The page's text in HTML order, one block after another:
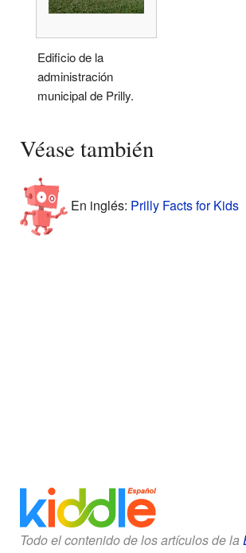
Edificio de la
administración
municipal de Prilly.
Véase también
En inglés: Prilly Facts for Kids
Todo el contenido de los artículos de la